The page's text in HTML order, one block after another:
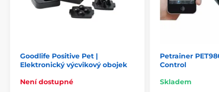
Goodlife Positive Pet |
Elektronický výcvikový obojek
Není dostupné
Petrainer
Control
Skladem